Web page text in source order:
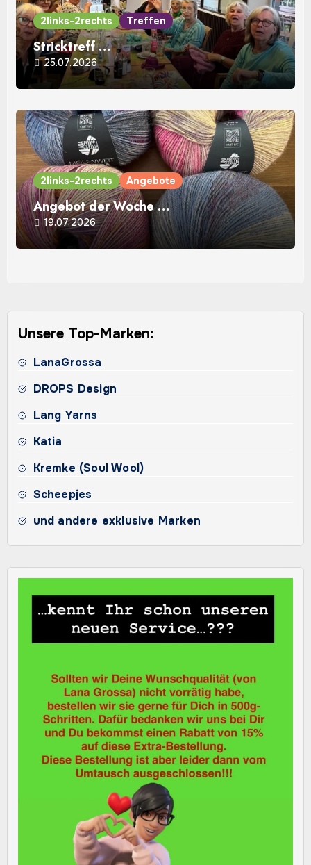
2links-2rechts Treffen
Stricktreff …
25.07.2026
2links-2rechts Angebote
Angebot der Woche …
19.07.2026
Unsere Top-Marken:
LanaGrossa
DROPS Design
Lang Yarns
Katia
Kremke (Soul Wool)
Scheepjes
und andere exklusive Marken